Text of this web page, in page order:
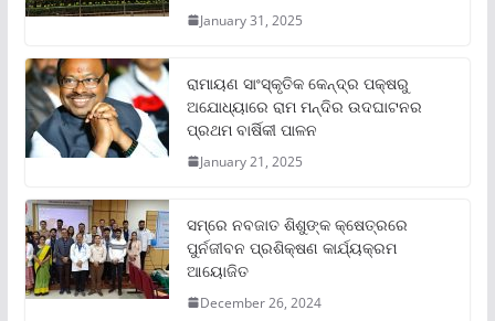
January 31, 2025
ରାମାୟଣ ସାଂସ୍କୃତିକ କେନ୍ଦ୍ର ପକ୍ଷରୁ
ଅଯୋଧ୍ୟାରେ ରାମ ମନ୍ଦିର ଉଦଘାଟନର
ପ୍ରଥମ ବାର୍ଷିକୀ ପାଳନ
January 21, 2025
ସମ୍‌ରେ ନବଜାତ ଶିଶୁଙ୍କ କ୍ଷେତ୍ରରେ
ପୁର୍ନଜୀବନ ପ୍ରଶିକ୍ଷଣ କାର୍ଯ୍ୟକ୍ରମ
ଆୟୋଜିତ
December 26, 2024